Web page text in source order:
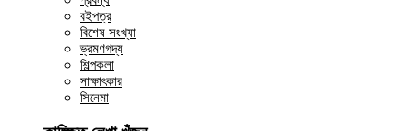
বইপত্র
বিশেষ সংখ্যা
ভ্রমণগদ্য
শিল্পকলা
সাক্ষাৎকার
সিনেমা